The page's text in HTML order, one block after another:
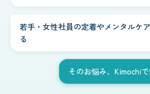
若手・女性社員の定着やメンタルケ
る
そのお悩み、Kimochi